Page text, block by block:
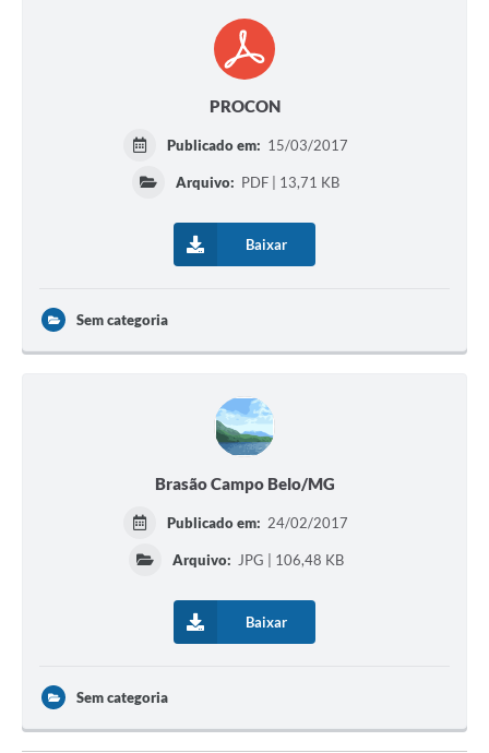
PROCON
Publicado em: 15/03/2017
Arquivo: PDF | 13,71 KB
Baixar
Sem categoria
Brasão Campo Belo/MG
Publicado em: 24/02/2017
Arquivo: JPG | 106,48 KB
Baixar
Sem categoria